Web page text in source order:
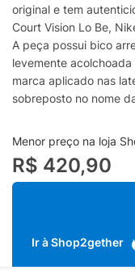
original e tem
Court Vision Lo Be,
A peça possui bico
levemente
marca aplicado nas
sobreposto no nome
forro levemente
levemente
pespontado e
cadarço.- Esta peça
feito com pelo menos
Menor preço na loja
R$ 420,90
Ir à Shop2gether